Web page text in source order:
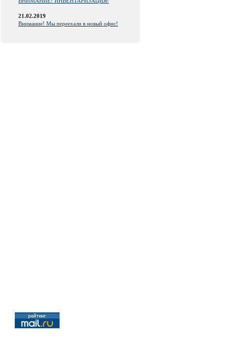
21.02.2019
Внимание! Мы переехали в новый офис!